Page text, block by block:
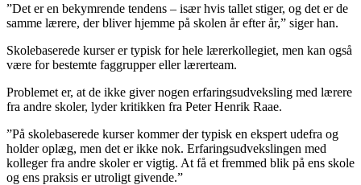
”Det er en bekymrende tendens – især hvis tallet stiger, og det er de
samme lærere, der bliver hjemme på skolen år efter år,” siger han.
Skolebaserede kurser er typisk for hele lærerkollegiet, men kan også
være for bestemte faggrupper eller lærerteam.
Problemet er, at de ikke giver nogen erfaringsudveksling med lærere
fra andre skoler, lyder kritikken fra Peter Henrik Raae.
”På skolebaserede kurser kommer der typisk en ekspert udefra og
holder oplæg, men det er ikke nok. Erfaringsudvekslingen med
kolleger fra andre skoler er vigtig. At få et fremmed blik på ens skole
og ens praksis er utroligt givende.”